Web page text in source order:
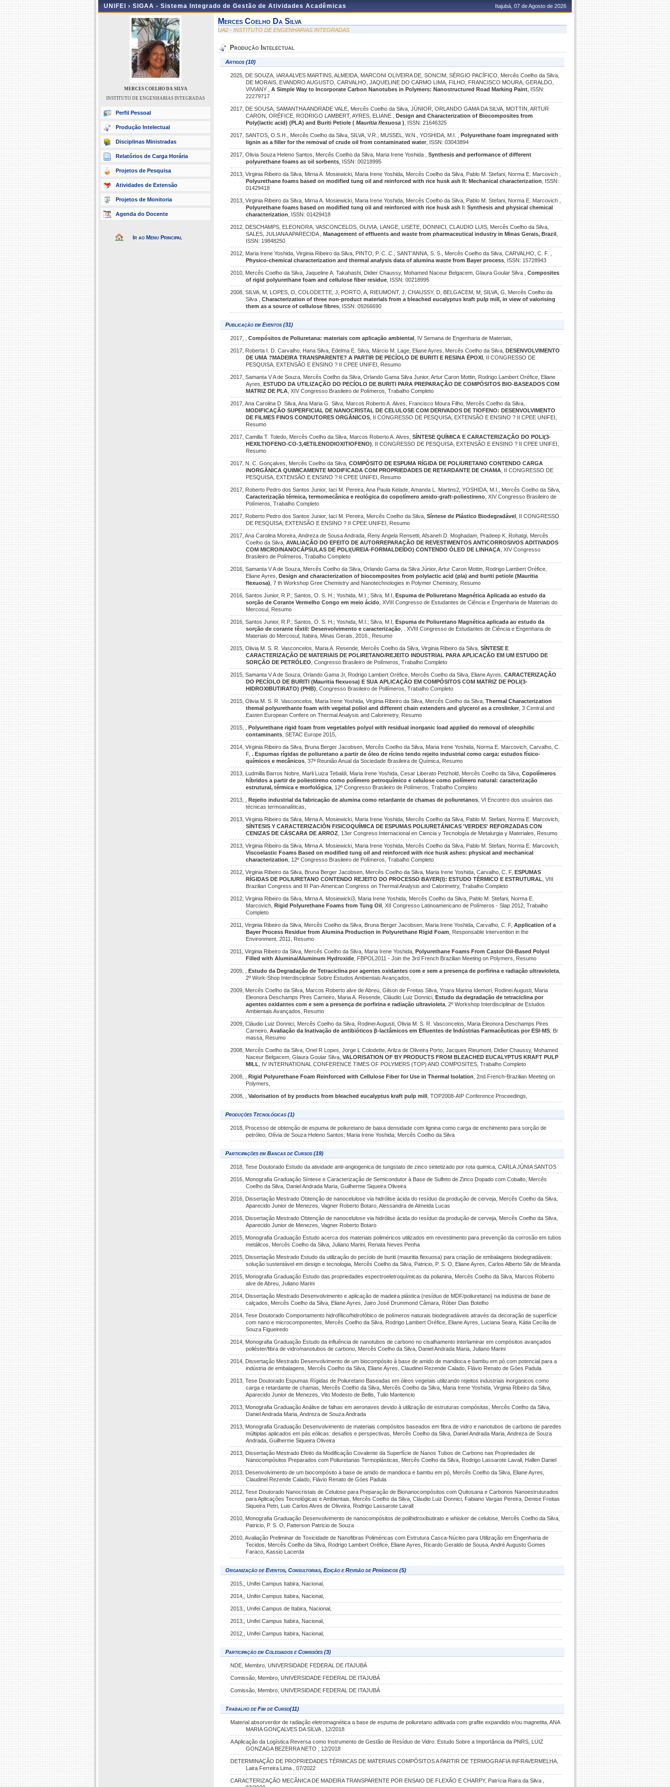
UNIFEI › SIGAA - Sistema Integrado de Gestão de Atividades Acadêmicas Itajubá, 07 de Agosto de 2026
MERCES COELHO DA SILVA
INSTITUTO DE ENGENHARIAS INTEGRADAS
Perfil Pessoal
Produção Intelectual
Disciplinas Ministradas
Relatórios de Carga Horária
Projetos de Pesquisa
Atividades de Extensão
Projetos de Monitoria
Agenda do Docente
Ir ao Menu Principal
Merces Coelho Da Silva
UA2 - INSTITUTO DE ENGENHARIAS INTEGRADAS
Produção Intelectual
Artigos (10)
2025, DE SOUZA, IARA ALVES MARTINS, ALMEIDA, MARCONI OLIVEIRA DE, SONCIM, SÉRGIO PACÍFICO, Mercês Coelho da Silva,
DE MORAIS, EVANDRO AUGUSTO, CARVALHO, JAQUELINE DO CARMO LIMA, FILHO, FRANCISCO MOURA, GERALDO,
VIVIANY ,A Simple Way to Incorporate Carbon Nanotubes in Polymers: Nanostructured Road Marking Paint , ISSN:
22279717
2017, DE SOUSA, SAMANTHA ANDRADE VALE, Mercês Coelho da Silva, JÚNIOR, ORLANDO GAMA DA SILVA, MOTTIN, ARTUR
CARON, ORÉFICE, RODRIGO LAMBERT, AYRES, ELIANE ,Design and Characterization of Biocomposites from
Poly(lactic acid) (PLA) and Buriti Petiole (Mauritia flexuosa ) , ISSN: 21646325
2017, SANTOS, O.S.H., Mercês Coelho da Silva, SILVA, V.R., MUSSEL, W.N., YOSHIDA, M.I. , Polyurethane foam impregnated with
lignin as a filler for the removal of crude oil from contaminated water , ISSN: 03043894
2017, Olivia Souza Heleno Santos, Mercês Coelho da Silva, Maria Irene Yoshida , Synthesis and performance of different
polyurethane foams as oil sorbents , ISSN: 00218995
2013, Virginia Ribeiro da Silva, Mirna A. Mosiewicki, Maria Irene Yoshida, Mercês Coelho da Silva, Pablo M. Stefani, Norma E. Marcovich ,
Polyurethane foams based on modified tung oil and reinforced with rice husk ash II: Mechanical characterization
, ISSN:
01429418
2013, Virginia Ribeiro da Silva, Mirna A. Mosiewicki, Maria Irene Yoshida, Mercês Coelho da Silva, Pablo M. Stefani, Norma E. Marcovich ,
Polyurethane foams based on modified tung oil and reinforced with rice husk ash I: Synthesis and physical chemical
characterization
, ISSN: 01429418
2012, DESCHAMPS, ELEONORA, VASCONCELOS, OLIVIA, LANGE, LISETE, DONNICI, CLAUDIO LUIS, Mercês Coelho da Silva,
SALES, JULIANA APARECIDA ,Management of effluents and waste from pharmaceutical industry in Minas Gerais, Brazil
ISSN: 19848250
2012, Maria Irene Yoshida, Virginia Ribeiro da Silva, PINTO, P. C. C., SANT'ANNA, S. S., Mercês Coelho da Silva, CARVALHO, C. F. ,
Physico-chemical characterization and thermal analysis data of alumina waste from Bayer process , ISSN: 15728943
2010, Mercês Coelho da Silva, Jaqueline A. Takahashi, Didier Chaussy, Mohamed Naceur Belgacem, Glaura Goular Silva , Composites
of rigid polyurethane foam and cellulose fiber residue , ISSN: 00218995
2008, SILVA, M, LOPES, O, COLODETTE, J, PORTO, A, RIEUMONT, J, CHAUSSY, D, BELGACEM, M, SILVA, G, Mercês Coelho da
Silva ,Characterization of three non-product materials from a bleached eucalyptus kraft pulp mill, in view of valorising
them as a source of cellulose fibres , ISSN: 09266690
Publicação em Eventos (31)
2017, , Compósitos de Poliuretana: materiais com aplicação ambiental , IV Semana de Engenharia de Materiais,
2017, Roberta I. D. Carvalho, Hana Silva, Edelma E. Silva, Márcio M. Lage, Eliane Ayres, Mercês Coelho da Silva, DESENVOLVIMENTO
DE UMA ?MADEIRA TRANSPARENTE? A PARTIR DE PECÍOLO DE BURITI E RESINA ÉPOXI , II CONGRESSO DE
PESQUISA, EXTENSÃO E ENSINO ? II CPEE UNIFEI, Resumo
2017, Samanta V A de Souza, Mercês Coelho da Silva, Orlando Gama Silva Junior, Artur Caron Mottin, Rodrigo Lambert Oréfice, Eliane
Ayres,ESTUDO DA UTILIZAÇÃO DO PECÍOLO DE BURITI PARA PREPARAÇÃO DE COMPÓSITOS BIO-BASEADOS COM
MATRIZ DE PLA , XIV Congresso Brasileiro de Polímeros, Trabalho Completo
2017, Ana Carolina D. Silva, Ana Maria G. Silva, Marcos Roberto A. Alves, Francisco Moura Filho, Mercês Coelho da Silva,
MODIFICAÇÃO SUPERFICIAL DE NANOCRISTAL DE CELULOSE COM DERIVADOS DE TIOFENO: DESENVOLVIMENTO
DE FILMES FINOS CONDUTORES ORGÂNICOS , II CONGRESSO DE PESQUISA, EXTENSÃO E ENSINO ? II CPEE UNIFEI,
Resumo
2017, Camilla T. Toledo, Mercês Coelho da Silva, Marcos Roberto A. Alves, SÍNTESE QUÍMICA E CARACTERIZAÇÃO DO POLI(3-
HEXILTIOFENO-CO-3,4ETILENODIOXITIOFENO)
, II CONGRESSO DE PESQUISA, EXTENSÃO E ENSINO ? II CPEE UNIFEI,
Resumo
2017, N. C. Gonçalves, Mercês Coelho da Silva, COMPÓSITO DE ESPUMA RÍGIDA DE POLIURETANO CONTENDO CARGA
INORGÂNICA QUIMICAMENTE MODIFICADA COM PROPRIEDADES DE RETARDANTE DE CHAMA , II CONGRESSO DE
PESQUISA, EXTENSÃO E ENSINO ? II CPEE UNIFEI, Resumo
2017, Roberto Pedro dos Santos Junior, Iaci M. Pereira, Ana Paula Kelade, Amanda L. Martins2, YOSHIDA, M.I., Mercês Coelho da Silva,
Caracterização térmica, termomecânica e reológica do copolímero amido-graft-poliestireno , XIV Congresso Brasileiro de
Polímeros, Trabalho Completo
2017, Roberto Pedro dos Santos Junior, Iaci M. Pereira, Mercês Coelho da Silva, Síntese de Plástico Biodegradável , II CONGRESSO
DE PESQUISA, EXTENSÃO E ENSINO ? II CPEE UNIFEI, Resumo
2017, Ana Carolina Moreira, Andreza de Sousa Andrada, Reny Angela Rensetti, Afsaneh D. Moghadam, Pradeep K. Rohatgi, Mercês
Coelho da Silva,AVALIAÇÃO DO EFEITO DE AUTORREPARAÇÃO DE REVESTIMENTOS ANTICORROSIVOS ADITIVADOS
COM MICRO/NANOCÁPSULAS DE POLI(UREIA-FORMALDEÍDO) CONTENDO ÓLEO DE LINHAÇA , XIV Congresso
Brasileiro de Polímeros, Trabalho Completo
2016, Samanta V A de Souza, Mercês Coelho da Silva, Orlando Gama da Silva Júnior, Artur Caron Mottin, Rodrigo Lambert Oréfice,
Eliane Ayres,Design and characterization of biocomposites from polylactic acid (pla) and buriti petiole (Mauritia
flexuosa) , 7 th Workshop Gree Chemistry and Nanotechnologies in Polymer Chemistry, Resumo
2016, Santos Junior, R.P.; Santos, O. S. H.; Yoshida, M.I.; Silva, M.I, Espuma de Poliuretano Magnética Aplicada ao estudo da
sorção de Corante Vermelho Congo em meio ácido , XVIII Congresso de Estudantes de Ciência e Engenharia de Materiais do
Mercosul, Resumo
2016, Santos Junior, R.P.; Santos, O. S. H.; Yoshida, M.I.; Silva, M.I, Espuma de Poliuretano Magnética aplicada ao estudo da
sorção de corante têxtil: Desenvolvimento e caracterização , . XVIII Congresso de Estudantes de Ciência e Engenharia de
Materiais do Mercosul, Itabira, Minas Gerais, 2016., Resumo
2015, Olivia M. S. R. Vasconcelos, Maria A. Resende, Mercês Coelho da Silva, Virginia Ribeiro da Silva, SÍNTESE E
CARACTERIZAÇÃO DE MATERIAIS DE POLIRETANO/REJEITO INDUSTRIAL PARA APLICAÇÃO EM UM ESTUDO DE
SORÇÃO DE PETRÓLEO , Congresso Brasileiro de Polímeros, Trabalho Completo
2015, Samanta V A de Souza, Orlando Gama Jr, Rodrigo Lambert Oréfice, Mercês Coelho da Silva, Eliane Ayres, CARACTERIZAÇÃO
DO PECÍOLO DE BURITI (Mauritia flexuosa) E SUA APLICAÇÃO EM COMPÓSITOS COM MATRIZ DE POLI(3-
HIDROXIBUTIRATO) (PHB) , Congresso Brasileiro de Pollímeros, Trabalho Completo
2015, Olivia M. S. R. Vasconcelos, Maria Irene Yoshida, Virginia Ribeiro da Silva, Mercês Coelho da Silva, Thermal Characterization
themal polyurethante foam with vegetal poliol and different chain extenders and glycerol as a croslinker , 3 Central and
Easten European Confere on Thermal Analysis and Calorimetry, Resumo
2015, , Polyurethane rigid foam from vegetables polyol with residual inorganic load applied do removal of oleophilic
contaminants , SETAC Europe 2015,
2014, Virginia Ribeiro da Silva, Bruna Berger Jacobsen, Mercês Coelho da Silva, Maria Irene Yoshida, Norma E. Marcovich, Carvalho, C.
F,. Espumas rígidas de poliuretano a partir de óleo de rícino tendo rejeito industrial como carga: estudos físico-
químicos e mecânicos , 37ª Reunião Anual da Sociedade Brasileira de Química, Resumo
2013, Ludmilla Barros Nobre, Marli Luiza Tebaldi, Maria Irene Yoshida, Cesar Liberato Petzhold, Mercês Coelho da Silva, Copolímeros
híbridos a partir de poliestireno como polímero petroquímico e celulose como polímero natural: caracterização
estrutural, térmica e morfológica , 12º Congresso Brasileiro de Polímeros, Trabalho Completo
2013, , Rejeito industrial da fabricação de alumina como retardante de chamas de poliuretanos , VI Encontro dos usuários das
técnicas termoanalíticas,
2013, Virginia Ribeiro da Silva, Mirna A. Mosiewicki, Maria Irene Yoshida, Mercês Coelho da Silva, Pablo M. Stefani, Norma E. Marcovich,
SÍNTESIS Y CARACTERIZACIÓN FISICOQUÍMICA DE ESPUMAS POLIURETÁNICAS 'VERDES' REFORZADAS CON
CENIZAS DE CÁSCARA DE ARROZ , 13er Congreso Internacional en Ciencia y Tecnología de Metalurgia y Materiales, Resumo
2013, Virginia Ribeiro da Silva, Mirna A. Mosiewicki, Maria Irene Yoshida, Mercês Coelho da Silva, Pablo M. Stefani, Norma E. Marcovich,
Viscoelastic Foams Based on modified tung oil and reinforced with rice husk ashes: physical and mechanical
characterization
, 12º Congresso Brasileiro de Polímeros, Trabalho Completo
2012, Virginia Ribeiro da Silva, Bruna Berger Jacobsen, Mercês Coelho da Silva, Maria Irene Yoshida, Carvalho, C. F, ESPUMAS
RÍGIDAS DE POLIURETANO CONTENDO REJEITO DO PROCESSO BAYER(I): ESTUDO TÉRMICO E ESTRUTURAL , VIII
Brazilian Congress and III Pan-American Congress on Thermal Analysis and Calorimetry, Trabalho Completo
2012, Virginia Ribeiro da Silva, Mirna A. Mosiewicki3, Maria Irene Yoshida, Mercês Coelho da Silva, Pablo M. Stefani, Norma E.
Marcovich,Rigid Polyurethane Foams from Tung Oil , XII Congresso Latinoamericano de Polímeros - Slap 2012, Trabalho
Completo
2011, Virginia Ribeiro da Silva, Mercês Coelho da Silva, Bruna Berger Jacobsen, Maria Irene Yoshida, Carvalho, C. F, Application of a
Bayer Process Residue from Alumina Production in Polyurethane Rigid Foam
, Responsable Intervention in the
Environment, 2011, Resumo
2011, Virginia Ribeiro da Silva, Mercês Coelho da Silva, Maria Irene Yoshida, Polyurethane Foams From Castor Oil-Based Polyol
Filled with Alumina/Aluminum Hydroxide , FBPOL2011 - Join the 3rd French Brazilian Meeting on Polymers, Resumo
2009, , Estudo da Degradação de Tetraciclina por agentes oxidantes com e sem a presença de porfirina e radiação ultravioleta
2º Work-Shop Interdisciplinar Sobre Estudos Ambientais Avançados,
2009, Mercês Coelho da Silva, Marcos Roberto alve de Abreu, Gilson de Freitas Silva, Ynara Marina Idemori, Rodinei Augusti, Maria
Eleonora Deschamps Pires Carneiro, Maria A. Resende, Cláudio Luiz Donnici,Estudo da degradação de tetraciclina por
agentes oxidantes com e sem a presença de porfirina e radiação ultravioleta , 2º Workshop Interdisciplinar de Estudos
Ambientais Avançados, Resumo
2009, Cláudio Luiz Donnici, Mercês Coelho da Silva, Rodinei Augusti, Olivia M. S. R. Vasconcelos, Maria Eleonora Deschamps Pires
Carneiro,Avaliação da Inativação de antibióticos β-lactâmicos em Efluentes de Indústrias Farmacêuticas por ESI-MS , Br
massa, Resumo
2008, Mercês Coelho da Silva, Onel R Lopes, Jorge L Colodette, Arilza de Oliveira Porto, Jacques Rieumont, Didier Chaussy, Mohamed
Naceur Belgacem, Glaura Goular Silva,VALORISATION OF BY PRODUCTS FROM BLEACHED EUCALYPTUS KRAFT PULP
MILL
, IV INTERNATIONAL CONFERENCE TIMES OF POLYMERS (TOP) AND COMPOSITES, Trabalho Completo
2008, , Rigid Polyurethane Foam Reinforced with Cellulose Fiber for Use in Thermal Isolation , 2nd French-Brazilian Meeting on
Polymers,
2008, , Valorisation of by products from bleached eucalyptus kraft pulp mill , TOP2008-AIP Conference Proceedings,
Produções Tecnológicas (1)
2018, Processo de obtenção de espuma de poliuretano de baixa densidade com lignina como carga de enchimento para sorção de
petróleo, Olívia de Souza Heleno Santos; Maria Irene Yoshida; Mercês Coelho da Silva
Participações em Bancas de Cursos (19)
2018, Tese Doutorado Estudo da atividade anti-angiogenica de tungstato de zinco sintetizado por rota quimica, CARLA JÚNIA SANTOS
2016, Monografia Graduação Síntese e Caracterização de Semicondutor à Base de Sulfeto de Zinco Dopado com Cobalto, Mercês
Coelho da Silva, Daniel Andrada Maria, Guilherme Siqueira Oliveira
2016, Dissertação Mestrado Obtenção de nanocelulose via hidrólise ácida do resíduo da produção de cerveja, Mercês Coelho da Silva,
Aparecido Junior de Menezes, Vagner Roberto Botaro, Alessandra de Almeida Lucas
2016, Dissertação Mestrado Obtenção de nanocelulose via hidrólise ácida do resíduo da produção de cerveja, Mercês Coelho da Silva,
Aparecido Junior de Menezes, Vagner Roberto Botaro
2015, Monografia Graduação Estudo acerca dos materiais poliméricos utilizados em revestimento para prevenção da corrosão em tubos
metálicos, Mercês Coelho da Silva, Juliano Marini, Renata Neves Penha
2015, Dissertação Mestrado Estudo da utilização do pecíolo de buriti (mauritia flexuosa) para criação de embalagens biodegradáveis:
solução sustentável em design e tecnologia, Mercês Coelho da Silva, Patricio, P. S. O, Eliane Ayres, Carlos Alberto Silv de Miranda
2015, Monografia Graduação Estudo das propriedades espectroeletroquímicas da polianina, Mercês Coelho da Silva, Marcos Roberto
alve de Abreu, Juliano Marini
2014, Dissertação Mestrado Desenvolvimento e aplicação de madeira plástica (resíduo de MDF/poliuretano) na indústria de base de
calçados, Mercês Coelho da Silva, Eliane Ayres, Jairo José Drummond Câmara, Róber Dias Botelho
2014, Tese Doutorado Comportamento hidrofílico/hidrofóbico de polímeros naturais biodegradáveis através da decoração de superfície
com nano e microcomponentes, Mercês Coelho da Silva, Rodrigo Lambert Oréfice, Eliane Ayres, Luciana Seara, Kátia Cecília de
Souza Figueiredo
2014, Monografia Graduação Estudo da influência de nanotubos de carbono no cisalhamento interlaminar em compósitos avançados
poliéster/fibra de vidro/nanotubos de carbono, Mercês Coelho da Silva, Daniel Andrada Maria, Juliano Marini
2014, Dissertação Mestrado Desenvolvimento de um biocompósito à base de amido de mandioca e bambu em pó com potencial para a
indústria de embalagens, Mercês Coelho da Silva, Eliane Ayres, Claudinei Rezende Calado, Flávio Renato de Góes Padula
2013, Tese Doutorado Espumas Rígidas de Poliuretano Baseadas em óleos vegetais utilizando rejeitos industriais inorganicos como
carga e retardante de chamas, Mercês Coelho da Silva, Mercês Coelho da Silva, Maria Irene Yoshida, Virginia Ribeiro da Silva,
Aparecido Junior de Menezes, Vito Modesto de Bellis, Tulio Mantencio
2013, Monografia Graduação Análise de falhas em aeronaves devido à utilização de estruturas compósitas, Mercês Coelho da Silva,
Daniel Andrada Maria, Andreza de Souza Andrada
2013, Monografia Graduação Desenvolvimento de materiais compósitos baseados em fibra de vidro e nanotubos de carbono de paredes
múltiplas aplicados em pás eólicas: desafios e perspectivas, Mercês Coelho da Silva, Daniel Andrada Maria, Andreza de Souza
Andrada, Guilherme Siqueira Oliveira
2013, Dissertação Mestrado Efeito da Modificação Covalente da Superfície de Nanos Tubos de Carbono nas Propriedades de
Nanocompósitos Preparados com Poliuretanas Termoplásticas, Mercês Coelho da Silva, Rodrigo Lassarote Lavall, Hallen Daniel
2013, Desenvolvimento de um biocompósito à base de amido de mandioca e bambu em pó, Mercês Coelho da Silva, Eliane Ayres,
Claudinei Rezende Calado, Flávio Renato de Góes Padula
2012, Tese Doutorado Nanocristais de Celulose para Preparação de Bionanocompósitos com Quitosana e Carbonos Nanoestruturados
para Aplicações Tecnológicas e Ambientais, Mercês Coelho da Silva, Cláudio Luiz Donnici, Fabiano Vargas Pereira, Denise Freitas
Siqueira Petri, Luis Carlos Alves de Oliveira, Rodrigo Lassarote Lavall
2010, Monografia Graduação Desenvolvimento de nanocompósitos de polihidroxibutirato e whisker de celulose, Mercês Coelho da Silva,
Patricio, P. S. O, Patterson Patricio de Souza
2010, Avaliação Preliminar de Toxicidade de Nanofibras Poliméricas com Estrutura Casca-Núcleo para Utilização em Engenharia de
Tecidos, Mercês Coelho da Silva, Rodrigo Lambert Oréfice, Eliane Ayres, Ricardo Geraldo de Sousa, André Augusto Gomes
Faraco, Kassio Lacerda
Organização de Eventos, Consultorias, Edição e Revisão de Períodicos (5)
2015,, Unifei Campus Itabira, Nacional,
2014,, Unifei Campus Itabira, Nacional,
2013,, Unifei Campus de Itabira, Nacional,
2013,, Unifei Campus Itabira, Nacional,
2012,, Unifei Campus Itabira, Nacional,
Participação em Colegiados e Comissões (3)
NDE, Membro, UNIVERSIDADE FEDERAL DE ITAJUBÁ
Comissão, Membro, UNIVERSIDADE FEDERAL DE ITAJUBÁ
Comissão, Membro, UNIVERSIDADE FEDERAL DE ITAJUBÁ
Trabalho de Fim de Curso(11)
Material absorverdor de radiação eletromagnética a base de espuma de poliuretano aditivada com grafite expandido e/ou magnetita, ANA
MARIA GONÇALVES DA SILVA , 12/2018
A Aplicação da Logística Reversa como Instrumento de Gestão de Resíduo de Vidro: Estudo Sobre a Importância da PNRS, LUIZ
GONZAGA BEZERRA NETO , 12/2018
DETERMINAÇÃO DE PROPRIEDADES TÉRMICAS DE MATERIAIS COMPÓSITOS A PARTIR DE TERMOGRAFIA INFRAVERMELHA,
Laira Ferreira Lima , 07/2022
CARACTERIZAÇÃO MECÂNICA DE MADEIRA TRANSPARENTE POR ENSAIO DE FLEXÃO E CHARPY, Patrícia Raira da Silva ,